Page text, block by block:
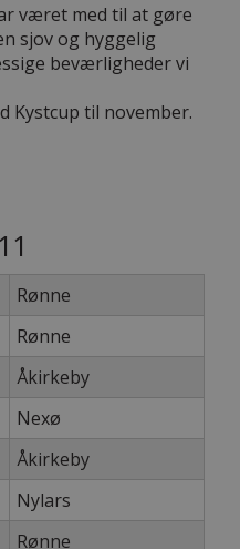
været med til at gøre
sjov og hyggelig
beværligheder vi
Kystcup til november.
Rønne
Rønne
Åkirkeby
Nexø
Åkirkeby
Nylars
Rønne